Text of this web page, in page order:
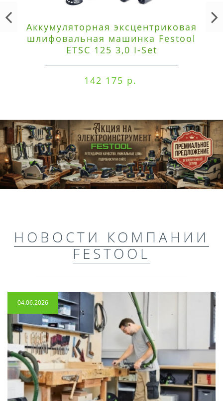
Аккумуляторная эксцентриковая
шлифовальная машинка Festool
ETSC 125 3,0 I-Set
142 175 р.
НОВОСТИ КОМПАНИИ
FESTOOL
04.06.2026